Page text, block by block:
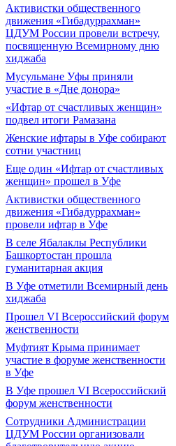
Активистки общественного
движения «Гибадуррахман»
ЦДУМ России провели встречу,
посвященную Всемирному дню
хиджаба
Мусульмане Уфы приняли
участие в «Дне донора»
«Ифтар от счастливых женщин»
подвел итоги Рамазана
Женские ифтары в Уфе собирают
сотни участниц
Еще один «Ифтар от счастливых
женщин» прошел в Уфе
Активистки общественного
движения «Гибадуррахман»
провели ифтар в Уфе
В селе Ябалаклы Республики
Башкортостан прошла
гуманитарная акция
В Уфе отметили Всемирный день
хиджаба
Прошел VI Всероссийский форум
женственности
Муфтият Крыма принимает
участие в форуме женственности
в Уфе
В Уфе прошел VI Всероссийский
форум женственности
Сотрудники Администрации
ЦДУМ России организовали